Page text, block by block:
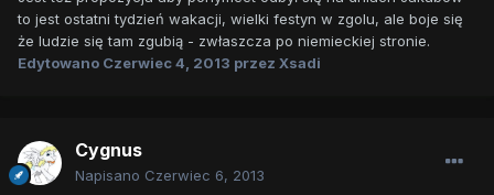
to jest ostatni tydzień wakacji, wielki festyn w zgolu, ale boje się
że ludzie się tam zgubią - zwłaszcza po niemieckiej stronie.
Edytowano Czerwiec 4, 2013 przez Xsadi
Cygnus
Napisano Czerwiec 6, 2013